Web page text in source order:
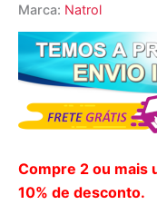
Marca: Natrol
Compre 2 ou mais
10% de desconto.